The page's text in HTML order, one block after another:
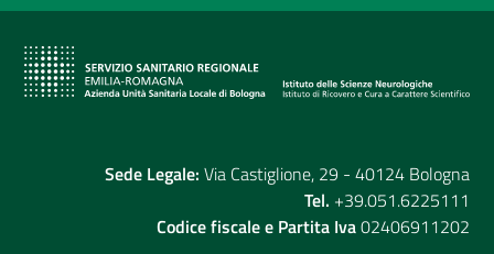
Sede Legale: Via Castiglione, 29 - 40124 Bologna
Tel. +39.051.6225111
Codice fiscale e Partita Iva02406911202